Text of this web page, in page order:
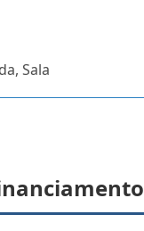
Sala